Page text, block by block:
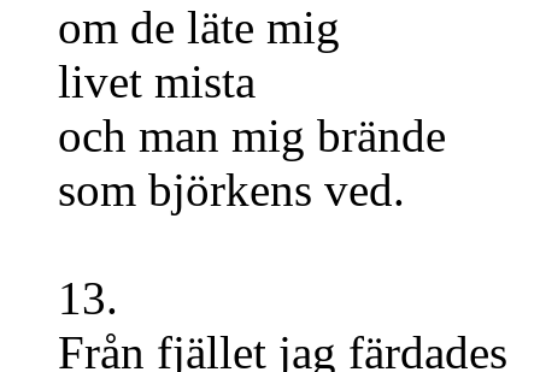
om de läte mig
livet mista
och man mig brände
som björkens ved.
13.
Från fjället jag färdades